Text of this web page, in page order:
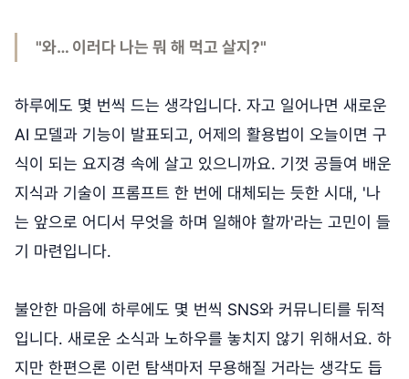
"와… 이러다 나는 뭐 해 먹고 살지?"
하루에도 몇 번씩 드는 생각입니다. 자고 일어나면 새로운
AI 모델과 기능이 발표되고, 어제의 활용법이 오늘이면 구
식이 되는 요지경 속에 살고 있으니까요. 기껏 공들여 배운
지식과 기술이 프롬프트 한 번에 대체되는 듯한 시대, '나
는 앞으로 어디서 무엇을 하며 일해야 할까'라는 고민이 들
기 마련입니다.
불안한 마음에 하루에도 몇 번씩 SNS와 커뮤니티를 뒤적
입니다. 새로운 소식과 노하우를 놓치지 않기 위해서요. 하
지만 한편으론 이런 탐색마저 무용해질 거라는 생각도 듭